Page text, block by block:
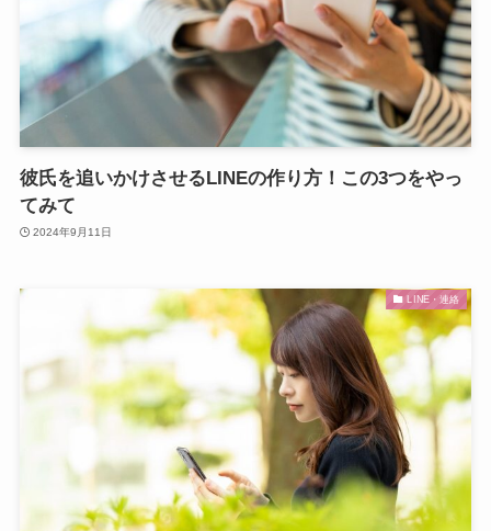
彼氏を追いかけさせるLINEの作り方！この3つをやっ
てみて
2024年9月11日
LINE・連絡